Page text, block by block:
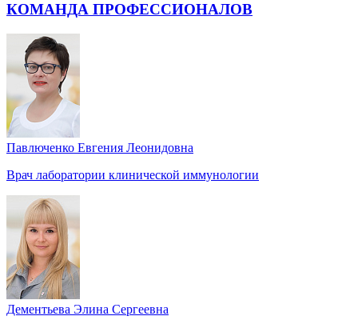
КОМАНДА ПРОФЕССИОНАЛОВ
Павлюченко Евгения Леонидовна
Врач лаборатории клинической иммунологии
Дементьева Элина Сергеевна